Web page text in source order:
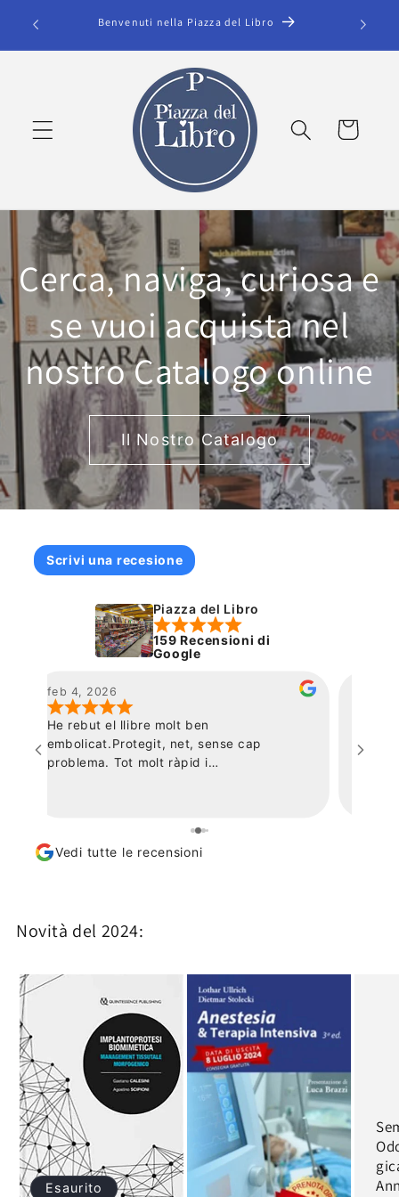
direttamenteBenvenuti nella Piazza del Libro
Carrello
Cerca, naviga, curiosa e
se vuoi acquista nel
nostro Catalogo online
Il Nostro Catalogo
Scrivi una recesione
Piazza del Libro
159 Recensioni di
Google
gen 23, 2026
Libro perfetto e consegnato in tempi
giusti. Grazie :)
Vedi tutte le recensioni
Novità del 2024:
Esaurito